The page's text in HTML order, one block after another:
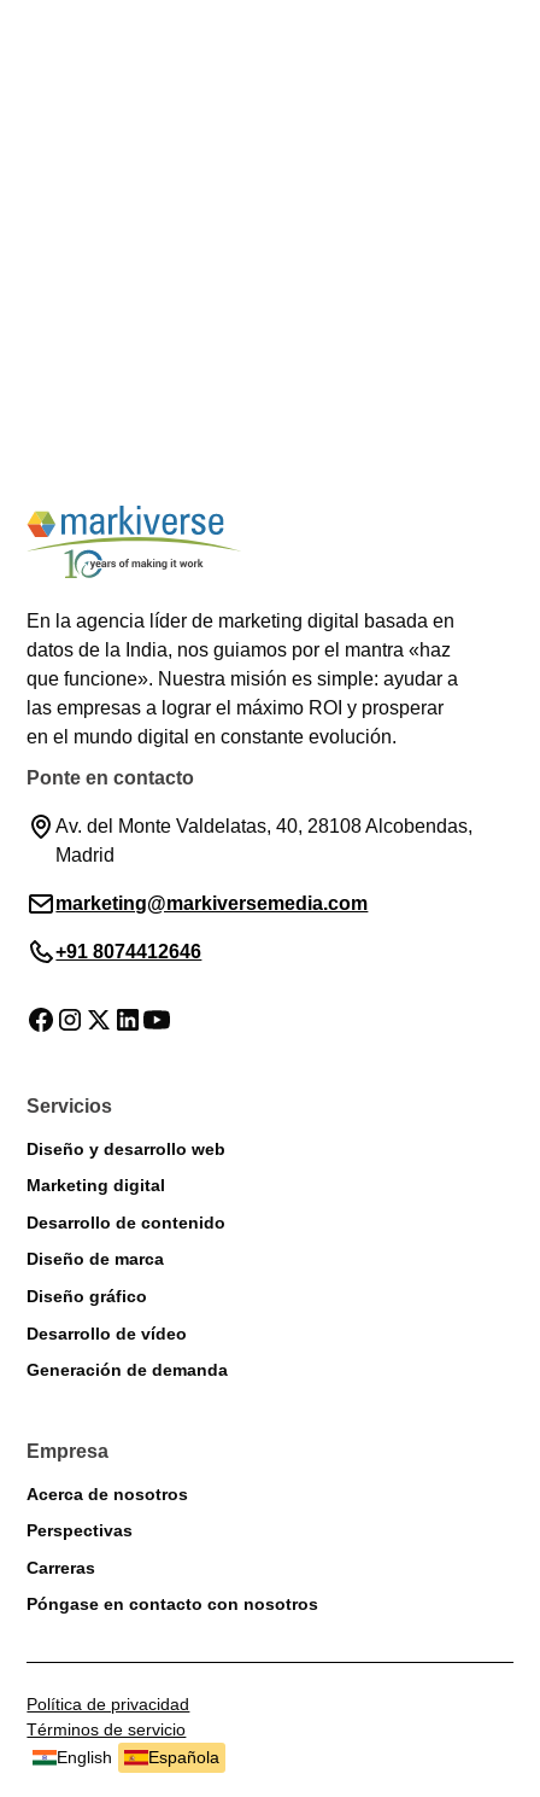
En la agencia líder de marketing digital basada en
datos de la India, nos guiamos por el mantra «haz
que funcione». Nuestra misión es simple: ayudar a
las empresas a lograr el máximo ROI y prosperar
en el mundo digital en constante evolución.
Ponte en contacto
Av. del Monte Valdelatas, 40, 28108 Alcobendas,
Madrid
marketing@markiversemedia.com
+91 8074412646
Servicios
Diseño y desarrollo web
Marketing digital
Desarrollo de contenido
Diseño de marca
Diseño gráfico
Desarrollo de vídeo
Generación de demanda
Empresa
Acerca de nosotros
Perspectivas
Carreras
Póngase en contacto con nosotros
Política de privacidad
Términos de servicio
English
Española
Markiverse Assistant
Online · Always available